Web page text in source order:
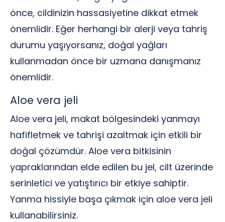
önce, cildinizin hassasiyetine dikkat etmek
önemlidir. Eğer herhangi bir alerji veya tahriş
durumu yaşıyorsanız, doğal yağları
kullanmadan önce bir uzmana danışmanız
önemlidir.
Aloe vera jeli
Aloe vera jeli, makat bölgesindeki yanmayı
hafifletmek ve tahrişi azaltmak için etkili bir
doğal çözümdür. Aloe vera bitkisinin
yapraklarından elde edilen bu jel, cilt üzerinde
serinletici ve yatıştırıcı bir etkiye sahiptir.
Yanma hissiyle başa çıkmak için aloe vera jeli
kullanabilirsiniz.